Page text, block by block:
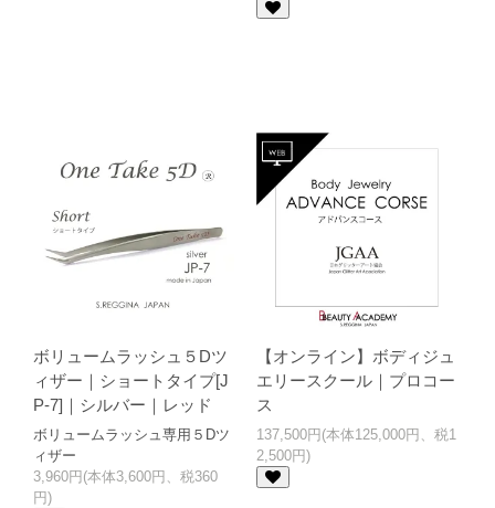
ボリュームラッシュ５Dツ
ィザー｜ショートタイプ[J
P-7]｜シルバー｜レッド
ボリュームラッシュ専用５Dツ
ィザー
3,960円(本体3,600円、税360
円)
【オンライン】ボディジュ
エリースクール｜プロコー
ス
137,500円(本体125,000円、税1
2,500円)